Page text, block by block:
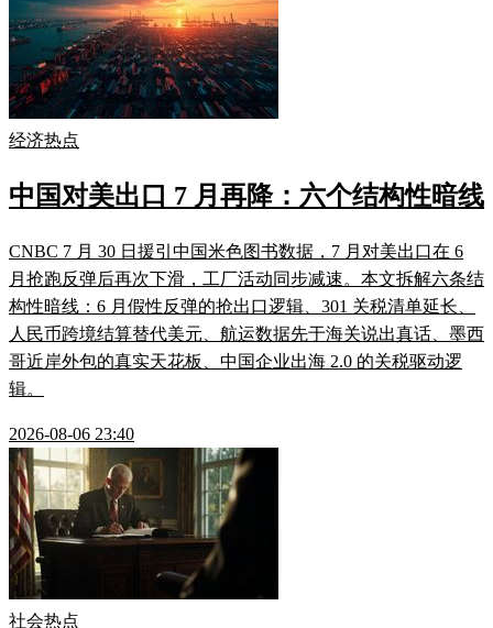
经济热点
中国对美出口 7 月再降：六个结构性暗线
CNBC 7 月 30 日援引中国米色图书数据，7 月对美出口在 6
月抢跑反弹后再次下滑，工厂活动同步减速。本文拆解六条结
构性暗线：6 月假性反弹的抢出口逻辑、301 关税清单延长、
人民币跨境结算替代美元、航运数据先于海关说出真话、墨西
哥近岸外包的真实天花板、中国企业出海 2.0 的关税驱动逻
辑。
2026-08-06 23:40
社会热点